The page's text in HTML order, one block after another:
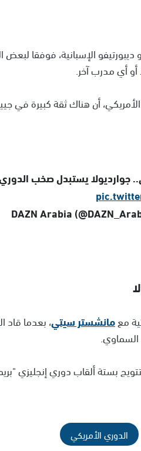
الإسبانية، فوفقا
أي مدرب آخر.
أن هناك ثقة كبيرة في
جوارديولا يستبدل صخب
معمانشستر سيتي
السماوي.
بستة ألقاب دوري إنجليزي
الدوري الأمريكي